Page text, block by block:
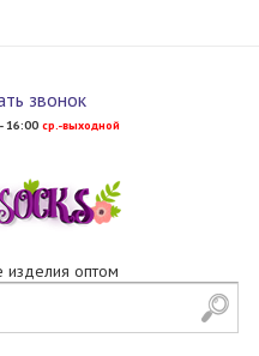
звонок
16:00 cр.-выходной
изделия оптом